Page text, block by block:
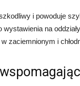
i powoduje
na
zaciemnionym i